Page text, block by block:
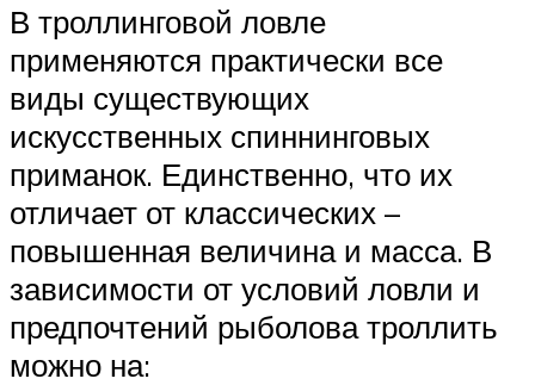
В троллинговой ловле
применяются практически все
виды существующих
искусственных спиннинговых
приманок. Единственно, что их
отличает от классических –
повышенная величина и масса. В
зависимости от условий ловли и
предпочтений рыболова троллить
можно на: